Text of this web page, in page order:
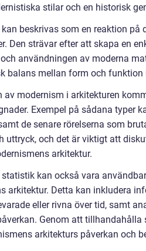
stilar och en historisk
beskrivas som en reaktion
Den strävar efter att skapa en
användningen av moderna
balans mellan form och funktion
av modernism i arkitekturen
Exempel på sådana typer
de senare rörelserna som
uttryck, och det är viktigt att
arkitektur.
kan också vara
arkitektur. Detta kan inkludera
eller rivna över tid, samt
Genom att
arkitekturs påverkan och